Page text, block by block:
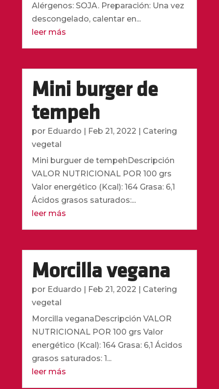
Alérgenos: SOJA. Preparación: Una vez
descongelado, calentar en...
leer más
Mini burger de
tempeh
por Eduardo | Feb 21, 2022 | Catering
vegetal
Mini burguer de tempehDescripción
VALOR NUTRICIONAL POR 100 grs
Valor energético (Kcal): 164 Grasa: 6,1
Ácidos grasos saturados:...
leer más
Morcilla vegana
por Eduardo Feb 21, 2022
Catering
vegetal
Morcilla veganaDescripción VALOR
NUTRICIONAL POR 100 grs Valor
energético (Kcal): 164 Grasa: 6,1 Ácidos
grasos saturados: 1...
leer más